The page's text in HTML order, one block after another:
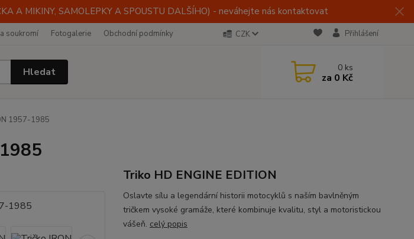
A MIKINY, SAMOLEPKY A SPOUSTU DALŠÍHO) - neváhejte nás kontaktovat
soukromí Fotogalerie Obchodní podmínky CZK Přihlášení
Hledat 0 ks
za 0 Kč
1957-1985
Triko HD ENGINE EDITION
Oslavte sílu a legendární historii motocyklů s naším bavlněným
tričkem vysoké gramáže, které kombinuje kvalitu, styl a motoristickou
vášeň. celý popis